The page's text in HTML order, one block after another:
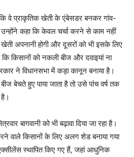
कि वे प्राकृतिक खेती के एंबेसडर बनकर गांव-
कहा कि केवल चर्चा करने से काम नहीं
अपनानी होगी और दूसरों को भी इसके लिए
कि किसानों को नकली बीज और दवाइयां ना
ने विधानसभा में कड़ा कानून बनाया है।
बेचते हुए पाया जाता है तो उसे पांच वर्ष तक
बागवानी को भी बढ़ावा दिया जा रहा है।
वाले किसानों के लिए अलग शेड बनाया गया
स्थापित किए गए हैं, जहां आधुनिक